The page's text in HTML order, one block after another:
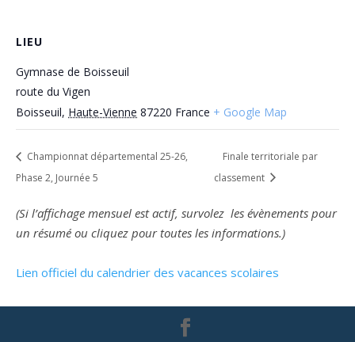
LIEU
Gymnase de Boisseuil
route du Vigen
Boisseuil, Haute-Vienne 87220 France + Google Map
Championnat départemental 25-26,
Phase 2, Journée 5
Finale territoriale par
classement
(Si l’affichage mensuel est actif, survolez les évènements pour
un résumé ou cliquez pour toutes les informations.)
Lien officiel du calendrier des vacances scolaires